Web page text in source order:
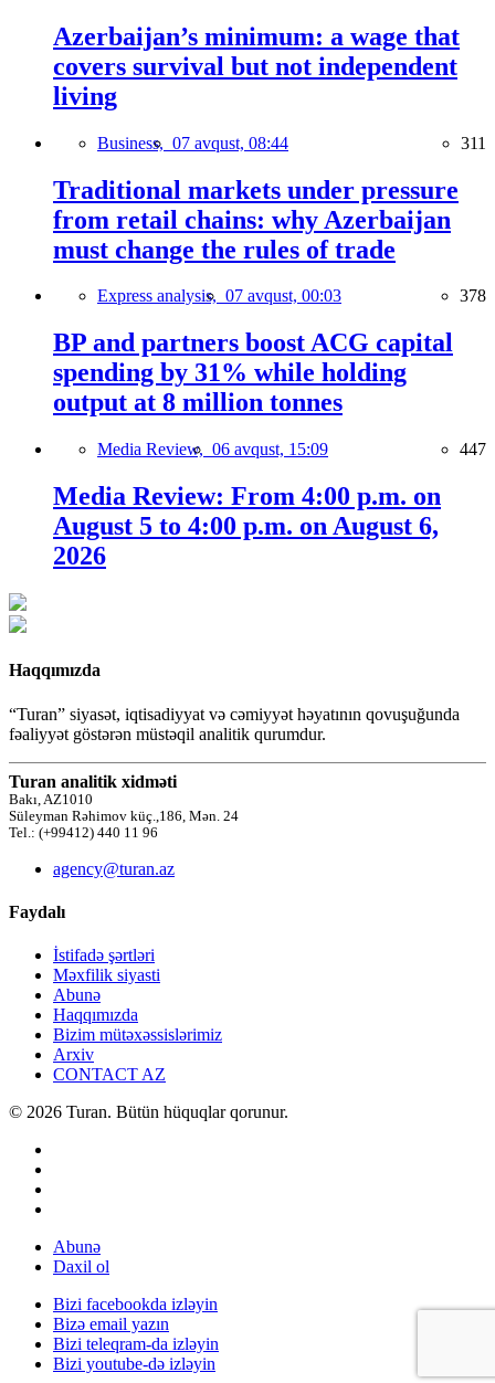
Azerbaijan’s minimum: a wage that
covers survival but not independent
living
Business, 07 avqust, 08:44 311
Traditional markets under pressure
from retail chains: why Azerbaijan
must change the rules of trade
Express analysis, 07 avqust, 00:03 378
BP and partners boost ACG capital
spending by 31% while holding
output at 8 million tonnes
Media Review, 06 avqust, 15:09 447
Media Review: From 4:00 p.m. on
August 5 to 4:00 p.m. on August 6,
2026
Haqqımızda
“Turan” siyasət, iqtisadiyyat və cəmiyyət həyatının qovuşuğunda
fəaliyyət göstərən müstəqil analitik qurumdur.
Turan analitik xidməti
Bakı, AZ1010
Süleyman Rəhimov küç.,186, Mən. 24
Tel.: (+99412) 440 11 96
agency@turan.az
Faydalı
İstifadə şərtləri
Məxfilik siyasti
Abunə
Haqqımızda
Bizim mütəxəssislərimiz
Arxiv
CONTACT AZ
© 2026 Turan. Bütün hüquqlar qorunur.
Abunə
Daxil ol
Bizi facebookda izləyin
Bizə email yazın
Bizi teleqram-da izləyin
Bizi youtube-də izləyin